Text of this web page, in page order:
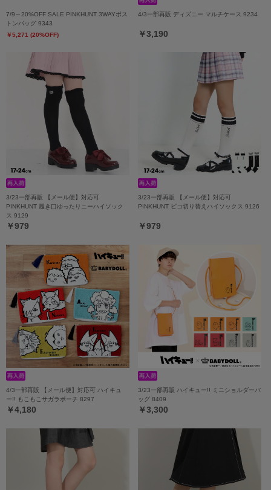
7/9～20%OFF SALE PINKHUNT 3WAYボス
トンバッグ 9343
￥5,271 (20%OFF)
4/3一部再販 ディズニー マルチケース 9234
￥3,190
3/23一部再販 【メール便】対応可
PINKHUNT 履き口ゆったりニーハイソック
ス 9129
￥979
3/23一部再販 【メール便】対応可
PINKHUNT ピコ切り替えハイソックス 9126
￥979
4/3一部再販 【メール便】対応可 ハイキュ
ー!! もこもこサガラポーチ 8297
￥4,180
3/23一部再販 ハイキュー!! ミニショルダーバ
ッグ 8409
￥3,300